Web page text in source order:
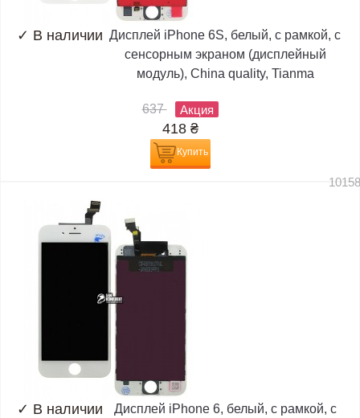
✓ В наличии Дисплей iPhone 6S, белый, с рамкой, с
сенсорным экраном (дисплейный
модуль), China quality, Tianma
637 Акция
418 ₴
Купить
✓ В наличии
Дисплей iPhone 6, белый, с рамкой, с